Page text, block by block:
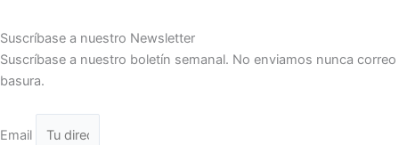
Suscríbase a nuestro Newsletter
Suscríbase a nuestro boletín semanal. No enviamos nunca correo
basura.
Email